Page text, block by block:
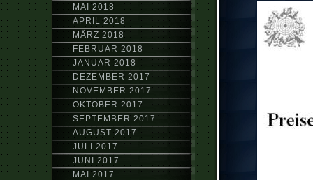
MAI 2018
APRIL 2018
MÄRZ 2018
FEBRUAR 2018
JANUAR 2018
DEZEMBER 2017
NOVEMBER 2017
OKTOBER 2017
SEPTEMBER 2017
AUGUST 2017
JULI 2017
JUNI 2017
MAI 2017